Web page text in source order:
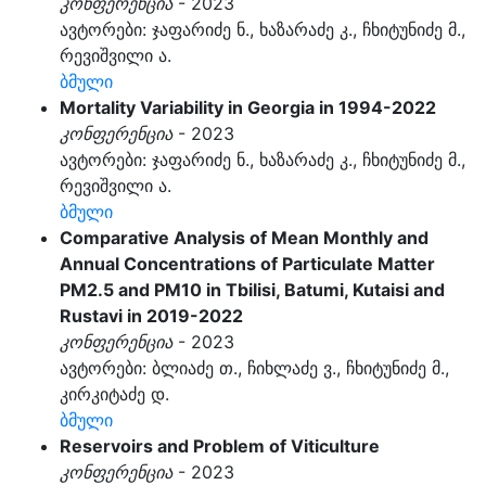
ავტორები: ჯაფარიძე ნ., ხაზარაძე კ., ჩხიტუნიძე მ.,
რევიშვილი ა.
ბმული
Mortality Variability in Georgia in 1994-2022
კონფერენცია- 2023
ავტორები: ჯაფარიძე ნ., ხაზარაძე კ., ჩხიტუნიძე მ.,
რევიშვილი ა.
ბმული
Comparative Analysis of Mean Monthly and
Annual Concentrations of Particulate Matter
PM2.5 and PM10 in Tbilisi, Batumi, Kutaisi and
Rustavi in 2019-2022
კონფერენცია- 2023
ავტორები: ბლიაძე თ., ჩიხლაძე ვ., ჩხიტუნიძე მ.,
კირკიტაძე დ.
ბმული
Reservoirs and Problem of Viticulture
კონფერენცია- 2023